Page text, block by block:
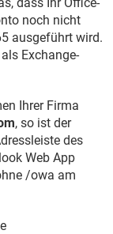
noch nicht
ausgeführt wird.
als Exchange-
Ihrer Firma
, so ist der
des
Web App
/owa am